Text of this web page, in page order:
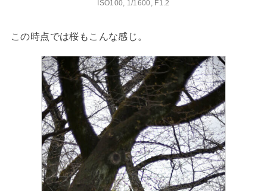
ISO100, 1/1600, F1.2
この時点では桜もこんな感じ。